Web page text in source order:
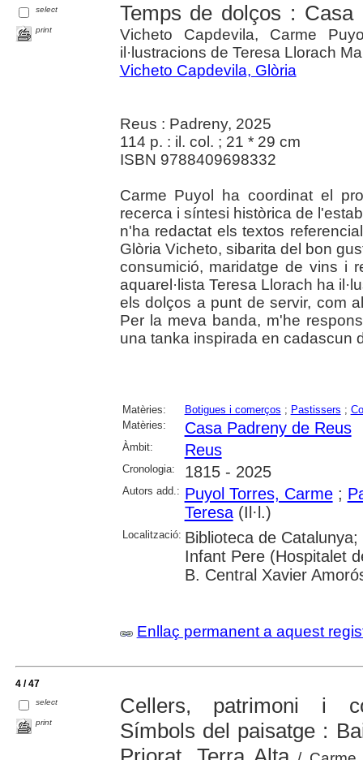
select
print
Temps de dolços : Casa
Vicheto Capdevila, Carme
il·lustracions de Teresa Llorach
Vicheto Capdevila, Glòria
Reus : Padreny, 2025
114 p. : il. col. ; 21 * 29 cm
ISBN 9788409698332
Carme Puyol ha coordinat el
recerca i síntesi històrica de
n'ha redactat els textos
Glòria Vicheto, sibarita del bon
consumició, maridatge de vins i
aquarel·lista Teresa Llorach ha
els dolços a punt de servir, com
Per la meva banda, m'he
una tanka inspirada en cadascun
Matèries: Botigues i comerços ; Pastissers ;
Matèries:
Casa Padreny de Reus
Àmbit: Reus
Cronologia: 1815 - 2025
Autors add.: Puyol Torres, Carme;
Teresa(Il·l.)
Localització: Biblioteca de
Infant Pere (Hospitalet
B. Central Xavier
Enllaç permanent a aquest
4 / 47
select
print
Cellers, patrimoni i
Símbols del paisatge :